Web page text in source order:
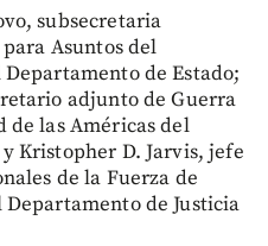
subsecretaria
Asuntos del
de Estado;
adjunto de Guerra
de las Américas del
Kristopher D. Jarvis, jefe
de la Fuerza de
de Justicia